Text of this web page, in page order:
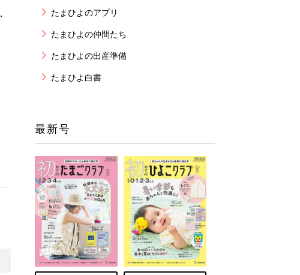
たまひよのアプリ
たまひよの仲間たち
たまひよの出産準備
たまひよ白書
最新号